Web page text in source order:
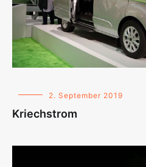
2. September 2019
Kriechstrom